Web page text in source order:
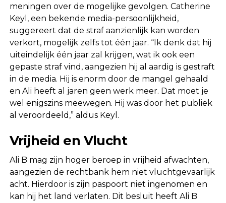
meningen over de mogelijke gevolgen. Catherine
Keyl, een bekende media-persoonlijkheid,
suggereert dat de straf aanzienlijk kan worden
verkort, mogelijk zelfs tot één jaar. “Ik denk dat hij
uiteindelijk één jaar zal krijgen, wat ik ook een
gepaste straf vind, aangezien hij al aardig is gestraft
in de media. Hij is enorm door de mangel gehaald
en Ali heeft al jaren geen werk meer. Dat moet je
wel enigszins meewegen. Hij was door het publiek
al veroordeeld,” aldus Keyl.
Vrijheid en Vlucht
Ali B mag zijn hoger beroep in vrijheid afwachten,
aangezien de rechtbank hem niet vluchtgevaarlijk
acht. Hierdoor is zijn paspoort niet ingenomen en
kan hij het land verlaten. Dit besluit heeft Ali B